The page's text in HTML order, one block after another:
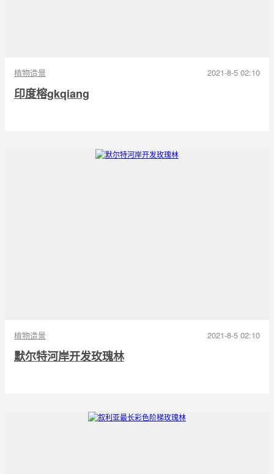
植物造景 2021-8-5 02:10
印度榕gkqiang
植物造景 2021-8-5 02:10
默尔特河岸开发玫瑰林